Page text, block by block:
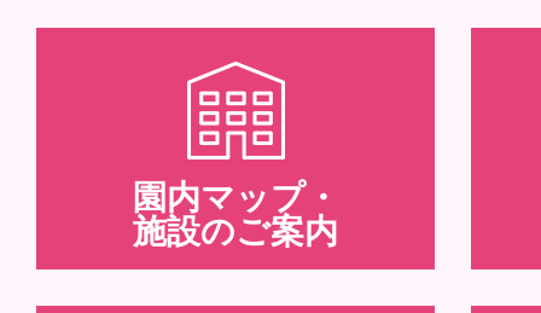
園内マップ・
施設のご案内